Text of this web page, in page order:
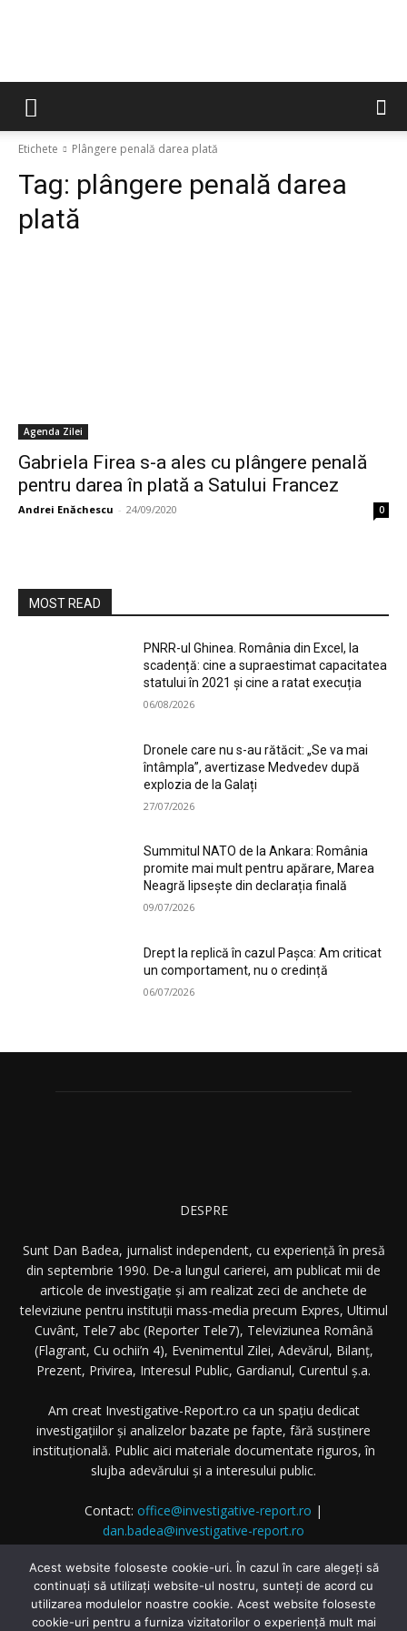
Etichete Plângere penală darea plată
Tag: plângere penală darea
plată
Agenda Zilei
Gabriela Firea s-a ales cu plângere penală
pentru darea în plată a Satului Francez
Andrei Enăchescu - 24/09/2020 0
MOST READ
PNRR-ul Ghinea. România din Excel, la
scadență: cine a supraestimat capacitatea
statului în 2021 și cine a ratat execuția
06/08/2026
Dronele care nu s-au rătăcit: „Se va mai
întâmpla”, avertizase Medvedev după
explozia de la Galați
27/07/2026
Summitul NATO de la Ankara: România
promite mai mult pentru apărare, Marea
Neagră lipsește din declarația finală
09/07/2026
Drept la replică în cazul Pașca: Am criticat
un comportament, nu o credință
06/07/2026
DESPRE
Sunt Dan Badea, jurnalist independent, cu experiență în presă
din septembrie 1990. De-a lungul carierei, am publicat mii de
articole de investigație și am realizat zeci de anchete de
televiziune pentru instituții mass-media precum Expres, Ultimul
Cuvânt, Tele7 abc (Reporter Tele7), Televiziunea Română
(Flagrant, Cu ochii’n 4), Evenimentul Zilei, Adevărul, Bilanț,
Prezent, Privirea, Interesul Public, Gardianul, Curentul ș.a.
Am creat Investigative-Report.ro ca un spațiu dedicat
investigațiilor și analizelor bazate pe fapte, fără susținere
instituțională. Public aici materiale documentate riguros, în
slujba adevărului și a interesului public.
Contact: office@investigative-report.ro |
dan.badea@investigative-report.ro
© 2025 Investigative-Report.ro. Toate drepturile rezervate.
Acest website foloseste cookie-uri. În cazul în care alegeți să
continuați să utilizați website-ul nostru, sunteți de acord cu
utilizarea modulelor noastre cookie. Acest website foloseste
cookie-uri pentru a furniza vizitatorilor o experiență mult mai